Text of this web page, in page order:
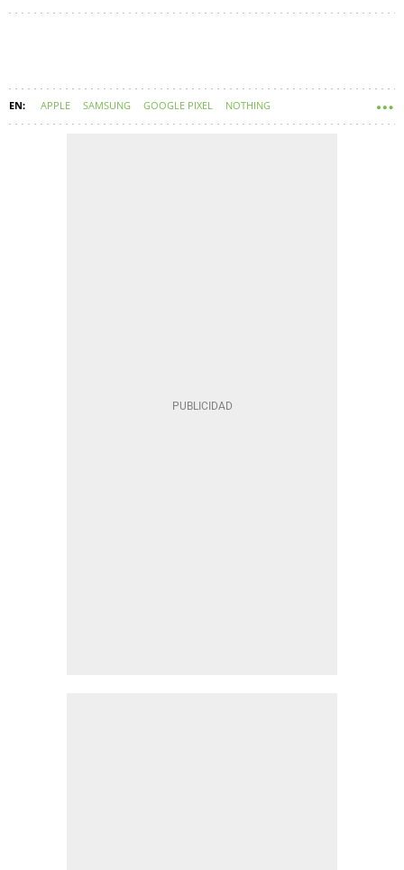
APPLE SAMSUNG GOOGLE PIXEL NOTHING